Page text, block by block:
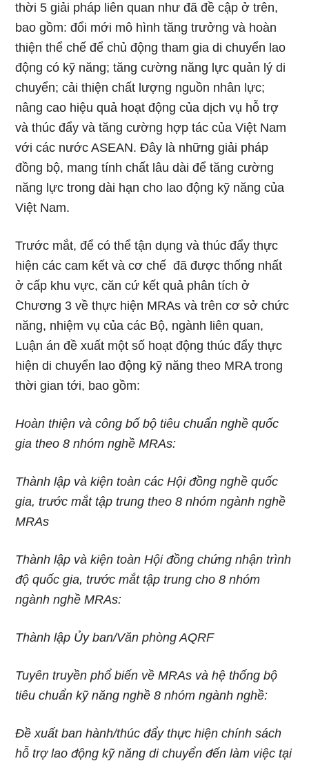
thời 5 giải pháp liên quan như đã đề cập ở trên,
bao gồm: đổi mới mô hình tăng trưởng và hoàn
thiện thể chế để chủ động tham gia di chuyển lao
động có kỹ năng; tăng cường năng lực quản lý di
chuyển; cải thiện chất lượng nguồn nhân lực;
nâng cao hiệu quả hoạt động của dịch vụ hỗ trợ
và thúc đẩy và tăng cường hợp tác của Việt Nam
với các nước ASEAN. Đây là những giải pháp
đồng bộ, mang tính chất lâu dài để tăng cường
năng lực trong dài hạn cho lao động kỹ năng của
Việt Nam.
Trước mắt, để có thể tận dụng và thúc đẩy thực
hiện các cam kết và cơ chế đã được thống nhất
ở cấp khu vực, căn cứ kết quả phân tích ở
Chương 3 về thực hiện MRAs và trên cơ sở chức
năng, nhiệm vụ của các Bộ, ngành liên quan,
Luận án đề xuất một số hoạt động thúc đẩy thực
hiện di chuyển lao động kỹ năng theo MRA trong
thời gian tới, bao gồm:
Hoàn thiện và công bố bộ tiêu chuẩn nghề quốc
gia theo 8 nhóm nghề MRAs:
Thành lập và kiện toàn các Hội đồng nghề quốc
gia, trước mắt tập trung theo 8 nhóm ngành nghề
MRAs
Thành lập và kiện toàn Hội đồng chứng nhận trình
độ quốc gia, trước mắt tập trung cho 8 nhóm
ngành nghề MRAs:
Thành lập Ủy ban/Văn phòng AQRF
Tuyên truyền phổ biến về MRAs và hệ thống bộ
tiêu chuẩn kỹ năng nghề 8 nhóm ngành nghề:
Đề xuất ban hành/thúc đẩy thực hiện chính sách
hỗ trợ lao động kỹ năng di chuyển đến làm việc tại